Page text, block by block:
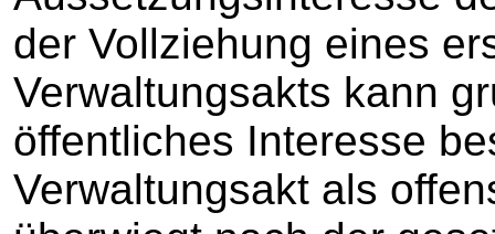
der Vollziehung eines
Verwaltungsakts kann
öffentliches Interesse
Verwaltungsakt als